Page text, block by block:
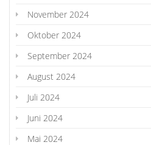
November 2024
Oktober 2024
September 2024
August 2024
Juli 2024
Juni 2024
Mai 2024